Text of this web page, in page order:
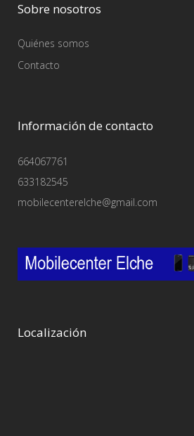
Sobre nosotros
Quiénes somos
Contacto
Información de contacto
664067761
633182545
mobilecenterelche@gmail.com
Localización